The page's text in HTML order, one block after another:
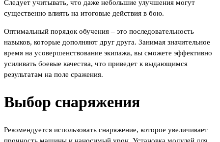
Следует учитывать, что даже небольшие улучшения могут
существенно влиять на итоговые действия в бою.
Оптимальный порядок обучения – это последовательность
навыков, которые дополняют друг друга. Занимая значительное
время на усовершенствование экипажа, вы сможете эффективно
усиливать боевые качества, что приведет к выдающимся
результатам на поле сражения.
Выбор снаряжения
Рекомендуется использовать снаряжение, которое увеличивает